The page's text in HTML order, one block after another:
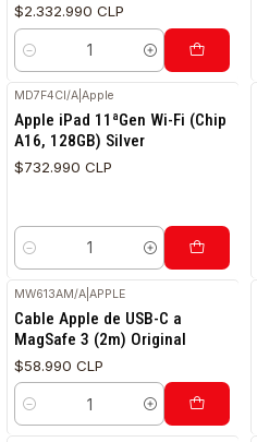
$2.332.990 CLP
Cantidad
MD7F4CI/A |Apple
Apple iPad 11ªGen Wi-Fi (Chip
A16, 128GB) Silver
$732.990 CLP
Cantidad
MW613AM/A |APPLE
Cable Apple de USB-C a
MagSafe 3 (2m) Original
$58.990 CLP
Cantidad